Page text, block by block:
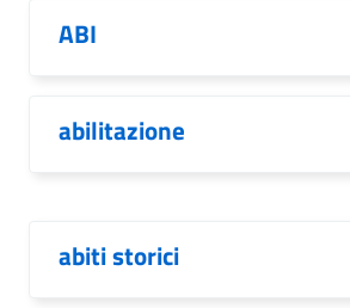
ABI
abilitazione
abiti storici